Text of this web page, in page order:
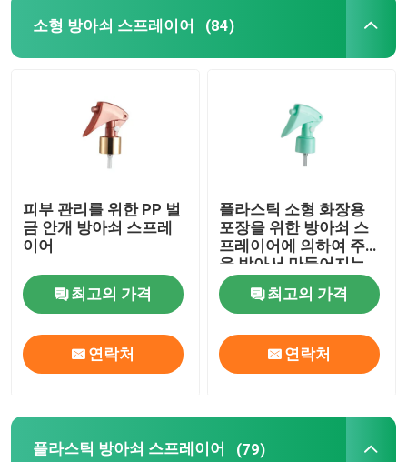
크림 펌프 분배기
향수 펌프 분무기
정밀한 안개 스프레이어
공기 없는 펌프 병
입술 광택 튜브
무른 크림 병
소형 방아쇠 스프레이어 (84)
피부 관리를 위한 PP 벌
금 안개 방아쇠 스프레
이어
최고의 가격
연락처
플라스틱 소형 화장용
포장을 위한 방아쇠 스
프레이어에 의하여 주문
을 받아서 만들어지는
색깔
최고의 가격
연락처
플라스틱 방아쇠 스프레이어 (79)